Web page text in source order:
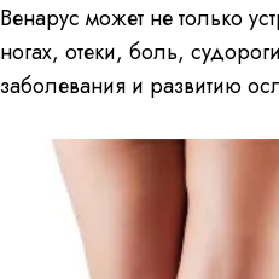
Венарус может не только
ногах, отеки, боль,
заболевания и развитию